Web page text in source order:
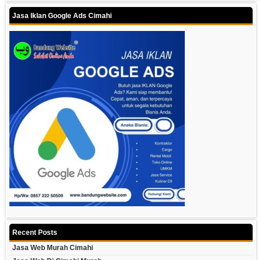
Jasa Iklan Google Ads Cimahi
Recent Posts
Jasa Web Murah Cimahi